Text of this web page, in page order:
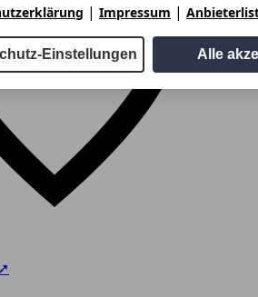
| Impressum |
Einstellungen Alle
➚